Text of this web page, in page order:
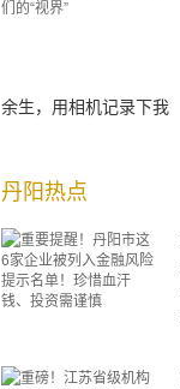
余生，用相机记录下我
丹阳热点